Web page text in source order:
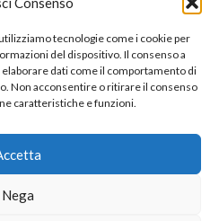
tecnologie come i cookie per
del dispositivo. Il consenso a
dati come il comportamento di
Non acconsentire o ritirare il consenso
caratteristiche e funzioni.
NegaVideo